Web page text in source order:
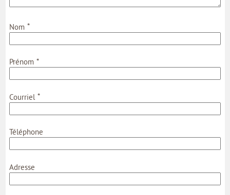
Nom *
Prénom *
Courriel *
Téléphone
Adresse